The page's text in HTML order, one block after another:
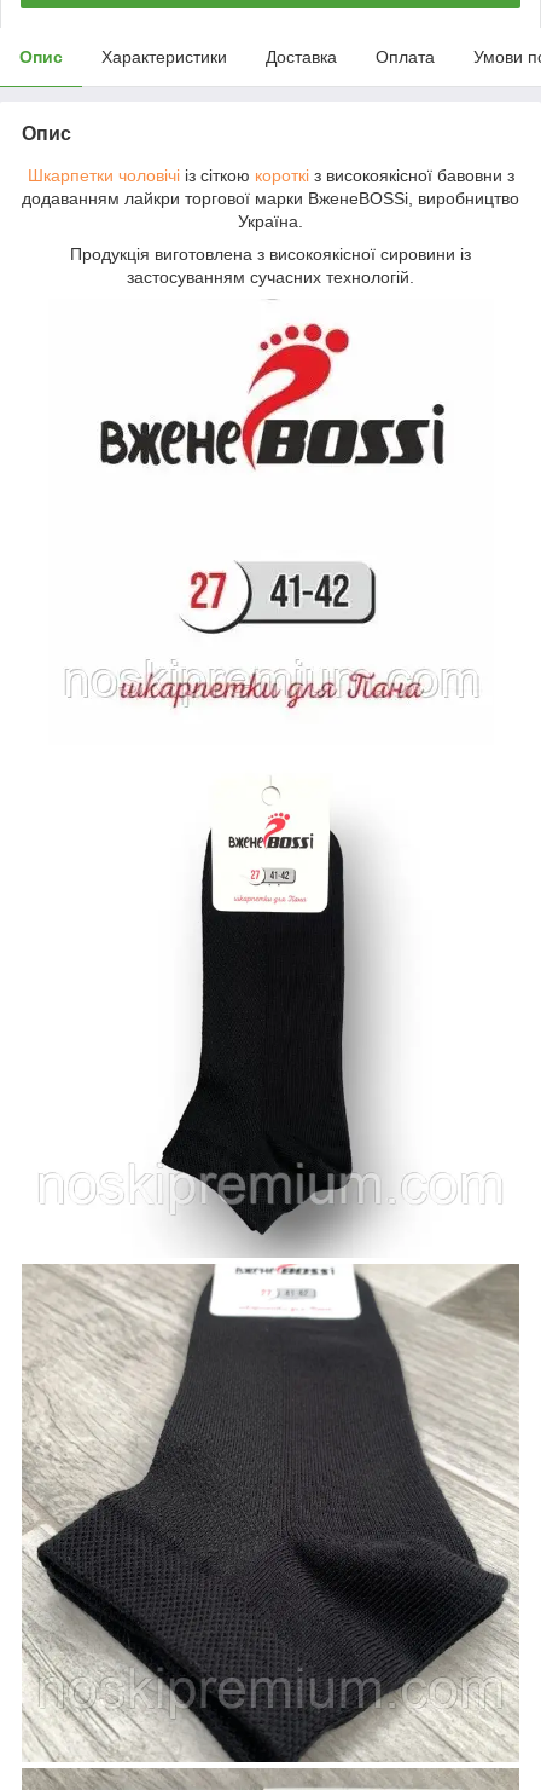
Опис Характеристики Доставка Оплата Умови
Опис
Шкарпетки чоловічііз сіткою короткіз високоякісної бавовни з
додаванням лайкри торгової марки ВженеBOSSі, виробництво
Україна.
Продукція виготовлена з високоякісної сировини із
застосуванням сучасних технологій.